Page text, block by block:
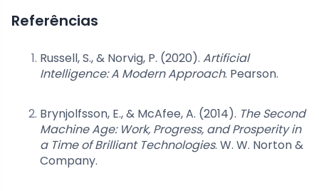
Referências
Russell, S., & Norvig, P. (2020). Artificial
Intelligence: A Modern Approach. Pearson.
Brynjolfsson, E., & McAfee, A. (2014). The Second
Machine Age: Work, Progress, and Prosperity in
a Time of Brilliant Technologies. W. W. Norton &
Company.